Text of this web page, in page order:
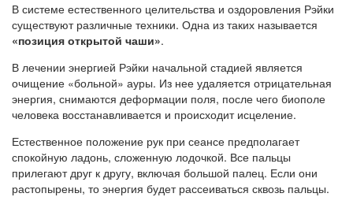
В системе естественного целительства и оздоровления Рэйки
существуют различные техники. Одна из таких называется
«позиция открытой чаши».
В лечении энергией Рэйки начальной стадией является
очищение «больной» ауры. Из нее удаляется отрицательная
энергия, снимаются деформации поля, после чего биополе
человека восстанавливается и происходит исцеление.
Естественное положение рук при сеансе предполагает
спокойную ладонь, сложенную лодочкой. Все пальцы
прилегают друг к другу, включая большой палец. Если они
растопырены, то энергия будет рассеиваться сквозь пальцы.